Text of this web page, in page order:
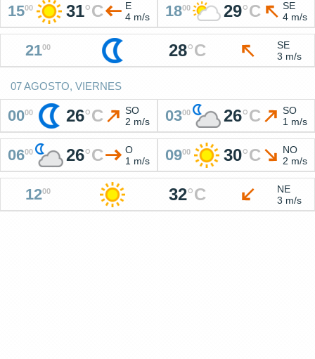
1500 31°C
E
4 m/s
1800 29°C
SE
4 m/s
2100 28°C
SE
3 m/s
07 AGOSTO, VIERNES
0000 26°C
SO
2 m/s
0300 26°C
SO
1 m/s
0600 26°C
O
1 m/s
0900 30°C
NO
2 m/s
1200 32°C
NE
3 m/s